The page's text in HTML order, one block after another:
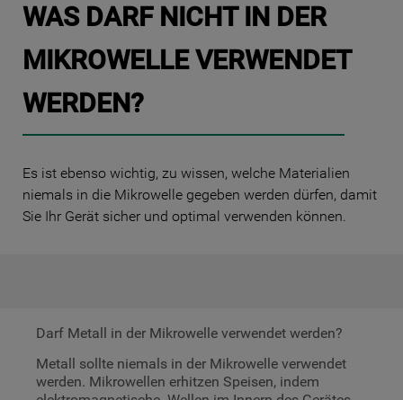
WAS DARF NICHT IN DER
MIKROWELLE VERWENDET
WERDEN?
Es ist ebenso wichtig, zu wissen, welche Materialien
niemals in die Mikrowelle gegeben werden dürfen, damit
Sie Ihr Gerät sicher und optimal verwenden können.
Darf Metall in der Mikrowelle verwendet werden?
Metall sollte niemals in der Mikrowelle verwendet
werden. Mikrowellen erhitzen Speisen, indem